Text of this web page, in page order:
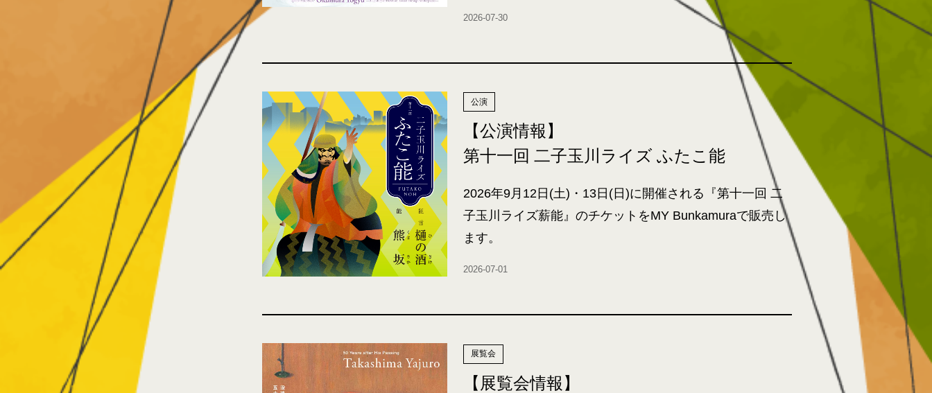
2026-07-30
公演
【公演情報】
第十一回 二子玉川ライズ ふたこ能
2026年9月12日(土)・13日(日)に開催される『第十一回 二
子玉川ライズ薪能』のチケットをMY Bunkamuraで販売し
ます。
2026-07-01
展覧会
【展覧会情報】